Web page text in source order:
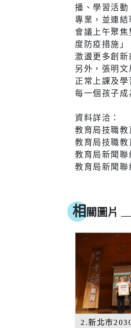
播、學習活
專業，並連結
會議上午聚
度防疫措施
激盪更多創新
另外，張明
正常上課及
每一個孩子成
資料詳洽：
教育局技職
教育局技職
教育局新聞
教育局新聞
相 關圖片
2.新北巿